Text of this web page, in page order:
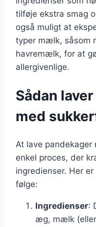
tilføje ekstra smag
også muligt at
typer mælk, såsom
havremælk, for at
allergivenlige.
Sådan
med
At lave pandekager
enkel proces, der
ingredienser. Her
følge:
Ingredienser:
æg, mælk